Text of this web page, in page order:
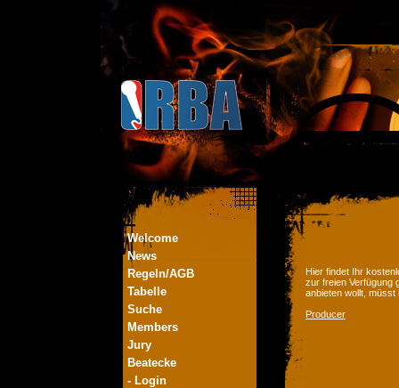
Welcome
News
Regeln/AGB
Tabelle
Suche
Members
Jury
Beatecke
- Login
Hier findet Ihr
zur freien Verfügung
anbieten wollt,
Producer